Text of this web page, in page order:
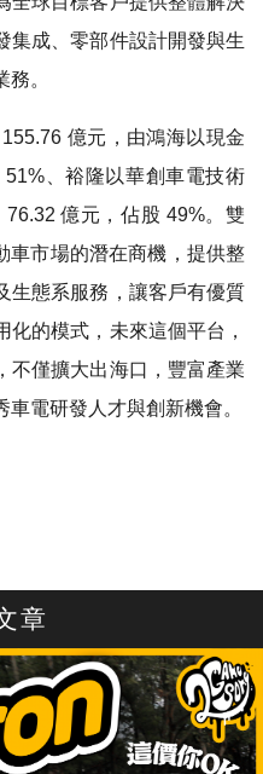
集成、零部件設計開發與生
。
155.76 億元，由鴻海以現金
、裕隆以華創車電技術
億元，佔股 49%。雙
車市場的潛在商機，提供整
生態系服務，讓客戶有優質
的模式，未來這個平台，
不僅擴大出海口，豐富產業
電研發人才與創新機會。
章